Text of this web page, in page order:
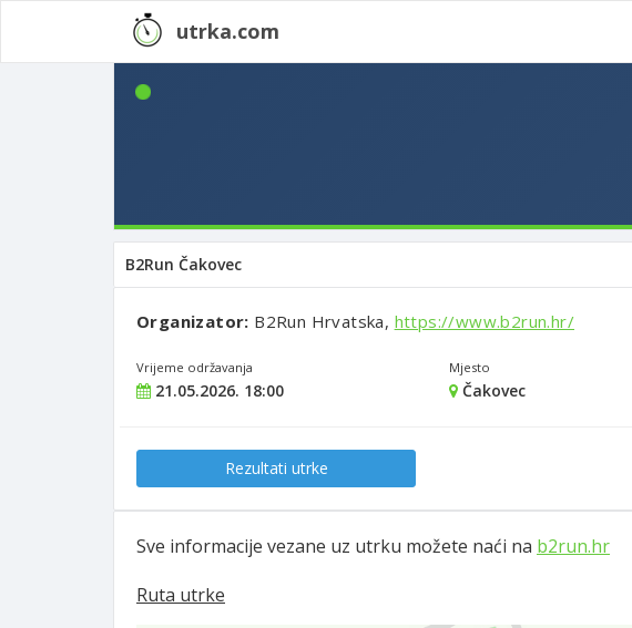
utrka.com
B2Run Čakovec
Organizator: B2Run Hrvatska, https://www.b2run.hr/
Vrijeme održavanja
21.05.2026. 18:00
Mjesto
Čakovec
Rezultati utrke
Sve informacije vezane uz utrku možete naći na b2run.hr
Ruta utrke